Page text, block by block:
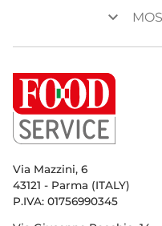
keyboard_arrow_down
Via Mazzini, 6
43121 - Parma (ITALY)
P.IVA: 01756990345